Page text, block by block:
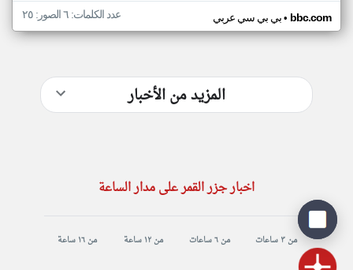
بي بي سي عربي• bbc.com عدد الكلمات: ٦ الصور: ٢٥
المزيد من الأخبار
اخبار جزر القمر على مدار الساعة
من ٣ ساعات من ٦ ساعات من ١٢ ساعة من ١٦ ساعة